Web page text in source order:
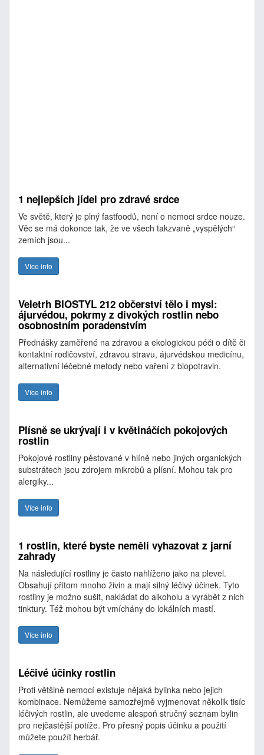
1 nejlepších jídel pro zdravé srdce
Ve světě, který je plný fastfoodů, není o nemoci srdce nouze.
Věc se má dokonce tak, že ve všech takzvaně „vyspělých“
zemích jsou...
Více info
Veletrh BIOSTYL 212 občerství tělo i mysl:
ájurvédou, pokrmy z divokých rostlin nebo
osobnostním poradenstvím
Přednášky zaměřené na zdravou a ekologickou péči o dítě či
kontaktní rodičovství, zdravou stravu, ájurvédskou medicínu,
alternativní léčebné metody nebo vaření z biopotravin.
Více info
Plísně se ukrývají i v květináčích pokojových
rostlin
Pokojové rostliny pěstované v hlíně nebo jiných organických
substrátech jsou zdrojem mikrobů a plísní. Mohou tak pro
alergiky...
Více info
1 rostlin, které byste neměli vyhazovat z jarní
zahrady
Na následující rostliny je často nahlíženo jako na plevel.
Obsahují přitom mnoho živin a mají silný léčivý účinek. Tyto
rostliny je možno sušit, nakládat do alkoholu a vyrábět z nich
tinktury. Též mohou být vmíchány do lokálních mastí.
Více info
Léčivé účinky rostlin
Proti většině nemocí existuje nějaká bylinka nebo jejich
kombinace. Nemůžeme samozřejmě vyjmenovat několik tisíc
léčivých rostlin, ale uvedeme alespoň stručný seznam bylin
pro nejčastější potíže. Pro přesný popis účinku a použití
můžete použít herbář.